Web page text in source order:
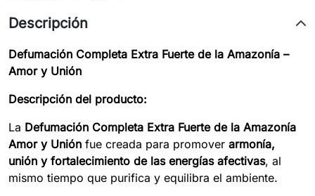
Descripción
Defumación Completa Extra Fuerte de la Amazonía –
Amor y Unión
Descripción del producto:
La Defumación Completa Extra Fuerte de la Amazonía
Amor y Unión fue creada para promover armonía,
unión y fortalecimiento de las energías afectivas, al
mismo tiempo que purifica y equilibra el ambiente.